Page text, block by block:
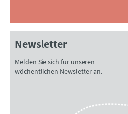
Newsletter
Melden Sie sich für unseren
wöchentlichen Newsletter an.